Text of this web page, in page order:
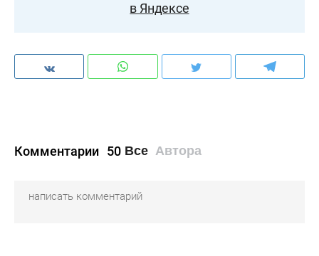
в Яндексе
Комментарии 50 Все Автора